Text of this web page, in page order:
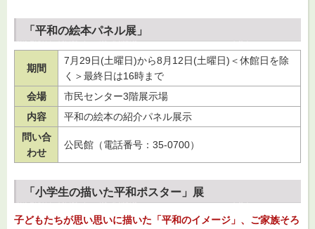
「平和の絵本パネル展」
期間
7月29日(土曜日)から8月12日(土曜日)＜休館日を除
く＞最終日は16時まで
会場
市民センター3階展示場
内容
平和の絵本の紹介パネル展示
問い合
わせ
公民館（電話番号：35-0700）
「小学生の描いた平和ポスター」展
子どもたちが思い思いに描いた「平和のイメージ」、ご家族そろ